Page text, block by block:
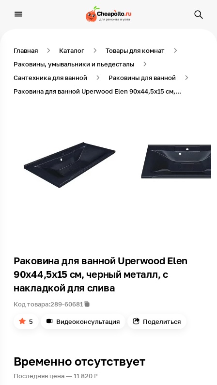
Главная Каталог
Товары для комнат
Раковины, умывальники и пьедесталы
Сантехника для ванной
Раковины для ванной
Раковина для ванной Uperwood Elen 90х44,5х15 см, черный металл, с накладкой для слива
Раковина для ванной Uperwood Elen
90х44,5х15 см, черный металл, с
накладкой для слива
Код товара:289-60681
5 Видеоконсультация Поделиться
Временно отсутствует
Последняя цена — 11 820 ₽